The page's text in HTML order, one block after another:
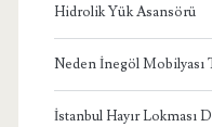
Hidrolik Yük Asansörü
Neden İnegöl Mobilyası
İstanbul Hayır Lokması